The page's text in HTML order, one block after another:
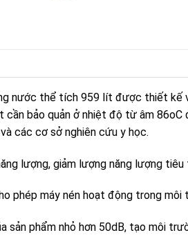
nước thể tích 959 lít được thiết kế
bảo quản ở nhiệt độ từ âm
các cơ sở nghiên cứu y học.
lượng, giảm lượng năng lượng
phép máy nén hoạt động trong
sản phẩm nhỏ hơn 50dB, tạo môi